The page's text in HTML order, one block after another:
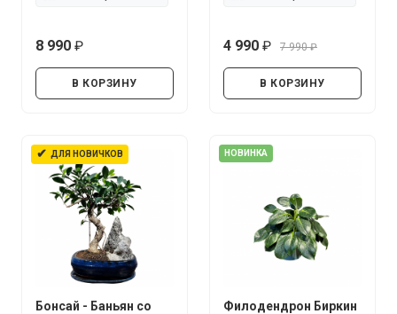
8 990
В КОРЗИНУ
4 990
7 990
В КОРЗИНУ
✔ ДЛЯ НОВИЧКОВ
Бонсай - Баньян со
НОВИНКА
Филодендрон Биркин